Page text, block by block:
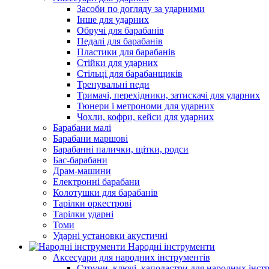
Засоби по догляду за ударними
Інше для ударних
Обручі для барабанів
Педалі для барабанів
Пластики для барабанів
Стійки для ударних
Стільці для барабанщиків
Тренувальні педи
Тримачі, перехідники, затискачі для ударних
Тюнери і метрономи для ударних
Чохли, кофри, кейси для ударних
Барабани малі
Барабани маршові
Барабанні палички, щітки, родси
Бас-барабани
Драм-машини
Електронні барабани
Колотушки для барабанів
Тарілки оркестрові
Тарілки ударні
Томи
Ударні установки акустичні
Народні інструменти
Аксесуари для народних інструментів